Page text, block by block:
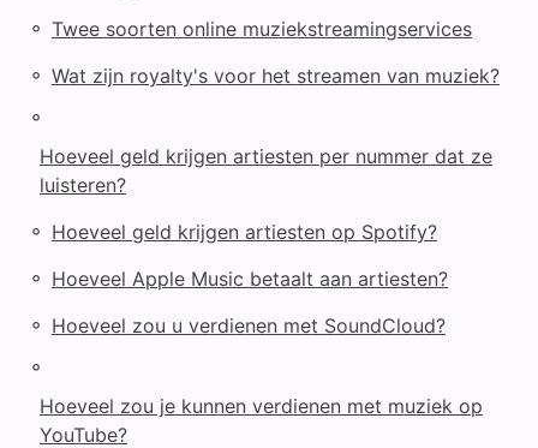
◦ Twee soorten online muziekstreamingservices
◦ Wat zijn royalty's voor het streamen van muziek?
◦
Hoeveel geld krijgen artiesten per nummer dat ze
luisteren?
◦ Hoeveel geld krijgen artiesten op Spotify?
◦ Hoeveel Apple Music betaalt aan artiesten?
◦ Hoeveel zou u verdienen met SoundCloud?
◦
Hoeveel zou je kunnen verdienen met muziek op
YouTube?